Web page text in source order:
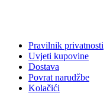
Pravilnik privatnosti
Uvjeti kupovine
Dostava
Povrat narudžbe
Kolačići